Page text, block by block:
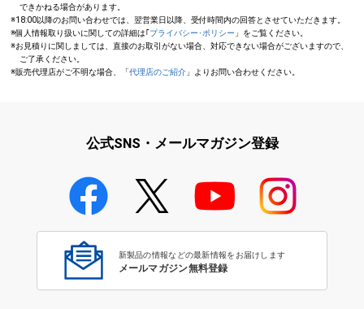
できかねる場合があります。
※18:00以降のお問い合わせでは、翌営業日以降、受付時間内の回答とさせていただきます。
※個人情報取り扱いに関しての詳細は｢プライバシー･ポリシー 」をご覧ください。
※お見積りに関しましては、直接のお取引がない場合、対応できない場合がございますので、
ご了承ください。
※販売代理店がご不明な場合、「代理店のご紹介 」よりお問い合わせください。
公式SNS・メールマガジン登録
新製品の情報などの最新情報をお届けします
メールマガジン無料登録